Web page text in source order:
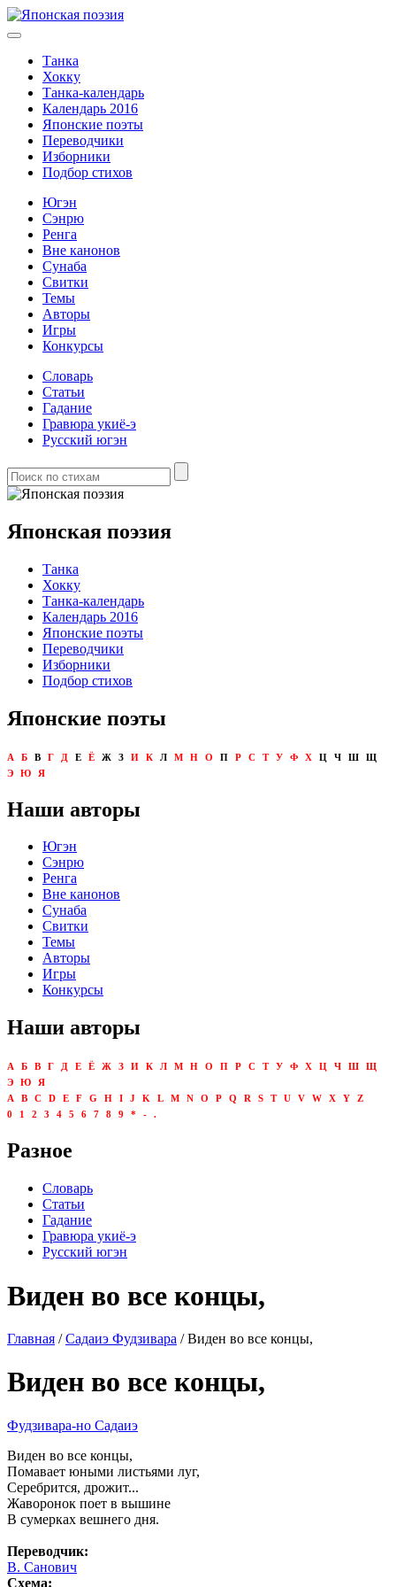
Танка
Хокку
Танка-календарь
Календарь 2016
Японские поэты
Переводчики
Изборники
Подбор стихов
Югэн
Сэнрю
Ренга
Вне канонов
Сунаба
Свитки
Темы
Авторы
Игры
Конкурсы
Словарь
Статьи
Гадание
Гравюра укиё-э
Русский югэн
Японская поэзия
Танка
Хокку
Танка-календарь
Календарь 2016
Японские поэты
Переводчики
Изборники
Подбор стихов
Японские поэты
А Б В Г Д Е Ё Ж З И К Л М Н О П Р С Т У Ф Х Ц Ч Ш
Щ
Э
Ю Я
Наши авторы
Югэн
Сэнрю
Ренга
Вне канонов
Сунаба
Свитки
Темы
Авторы
Игры
Конкурсы
Наши авторы
А Б В Г Д Е Ё Ж З И К Л М Н О П Р С Т У Ф Х Ц Ч Ш
Щ
Э
Ю
Я
A
B C D E F G H I J K L M N O P Q R S T U V W X Y
Z
0
1 2 3 4 5 6 7 8 9 * - .
Разное
Словарь
Статьи
Гадание
Гравюра укиё-э
Русский югэн
Виден во все концы,
Главная /Садаиэ Фудзивара / Виден во все концы,
Виден во все концы,
Фудзивара-но Садаиэ
Виден во все концы,
Помавает юными листьями луг,
Серебрится, дрожит...
Жаворонок поет в вышине
В сумерках вешнего дня.
Переводчик:
В. Санович
Схема: